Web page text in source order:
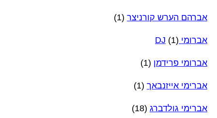
אברהם הערש קורניצר (1)
אברומי DJ (1)
אברומי פרידמן (1)
אברימי אייזנבאך (1)
אברימי גולדברג (18)